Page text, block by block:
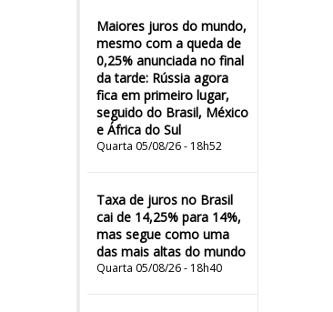
Maiores juros do mundo,
mesmo com a queda de
0,25% anunciada no final
da tarde: Rússia agora
fica em primeiro lugar,
seguido do Brasil, México
e África do Sul
Quarta 05/08/26 - 18h52
Taxa de juros no Brasil
cai de 14,25% para 14%,
mas segue como uma
das mais altas do mundo
Quarta 05/08/26 - 18h40